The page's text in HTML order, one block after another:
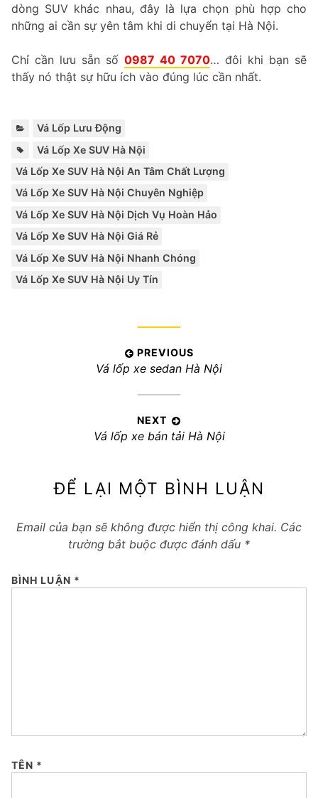
dòng SUV khác nhau, đây là lựa chọn phù hợp cho
những ai cần sự yên tâm khi di chuyển tại Hà Nội.
Chỉ cần lưu sẵn số 0987 40 7070… đôi khi bạn sẽ
thấy nó thật sự hữu ích vào đúng lúc cần nhất.
Vá Lốp Lưu Động
Vá Lốp Xe SUV Hà Nội
Vá Lốp Xe SUV Hà Nội An Tâm Chất Lượng
Vá Lốp Xe SUV Hà Nội Chuyên Nghiệp
Vá Lốp Xe SUV Hà Nội Dịch Vụ Hoàn Hảo
Vá Lốp Xe SUV Hà Nội Giá Rẻ
Vá Lốp Xe SUV Hà Nội Nhanh Chóng
Vá Lốp Xe SUV Hà Nội Uy Tín
PREVIOUS
Previous
Vá lốp xe sedan Hà Nội
NEXT
Next
Vá lốp xe bán tải Hà Nội
ĐỂ LẠI MỘT BÌNH LUẬN
Email của bạn sẽ không được hiển thị công khai. Các
trường bắt buộc được đánh dấu *
BÌNH LUẬN *
TÊN *